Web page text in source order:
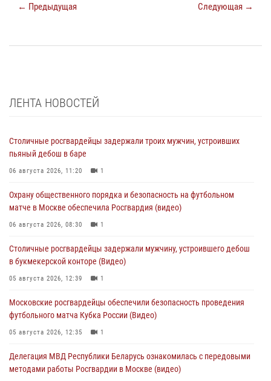
← Предыдущая Следующая →
ЛЕНТА НОВОСТЕЙ
Столичные росгвардейцы задержали троих мужчин, устроивших
пьяный дебош в баре
06 августа 2026, 11:20 1
Охрану общественного порядка и безопасность на футбольном
матче в Москве обеспечила Росгвардия (видео)
06 августа 2026, 08:30 1
Столичные росгвардейцы задержали мужчину, устроившего дебош
в букмекерской конторе (Видео)
05 августа 2026, 12:39 1
Московские росгвардейцы обеспечили безопасность проведения
футбольного матча Кубка России (Видео)
05 августа 2026, 12:35 1
Делегация МВД Республики Беларусь ознакомилась с передовыми
методами работы Росгвардии в Москве (видео)